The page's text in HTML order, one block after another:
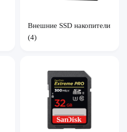
Внешние SSD накопители
(4)